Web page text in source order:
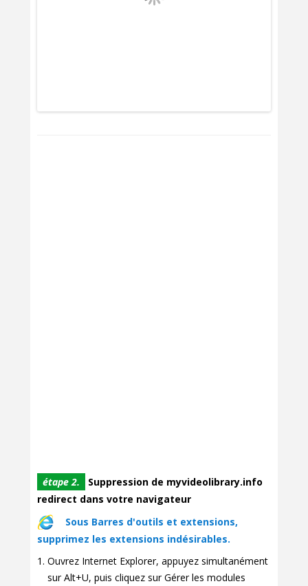
étape 2.
Suppression de myvideolibrary.info
redirect dans votre navigateur
Sous Barres d'outils et extensions,
supprimez les extensions indésirables.
Ouvrez Internet Explorer, appuyez simultanément
sur Alt+U, puis cliquez sur Gérer les modules